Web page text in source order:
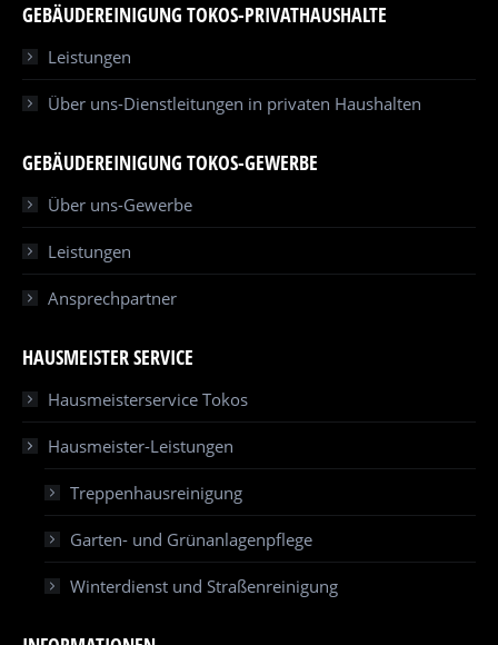
GEBÄUDEREINIGUNG TOKOS-PRIVATHAUSHALTE
Leistungen
Über uns-Dienstleitungen in privaten Haushalten
GEBÄUDEREINIGUNG TOKOS-GEWERBE
Über uns-Gewerbe
Leistungen
Ansprechpartner
HAUSMEISTER SERVICE
Hausmeisterservice Tokos
Hausmeister-Leistungen
Treppenhausreinigung
Garten- und Grünanlagenpflege
Winterdienst und Straßenreinigung